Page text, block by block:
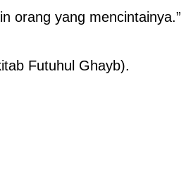
orang yang mencintainya.”
Futuhul Ghayb).